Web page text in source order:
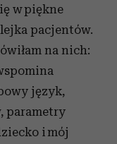
w piękne
pacjentów.
na nich:
język,
parametry
i mój